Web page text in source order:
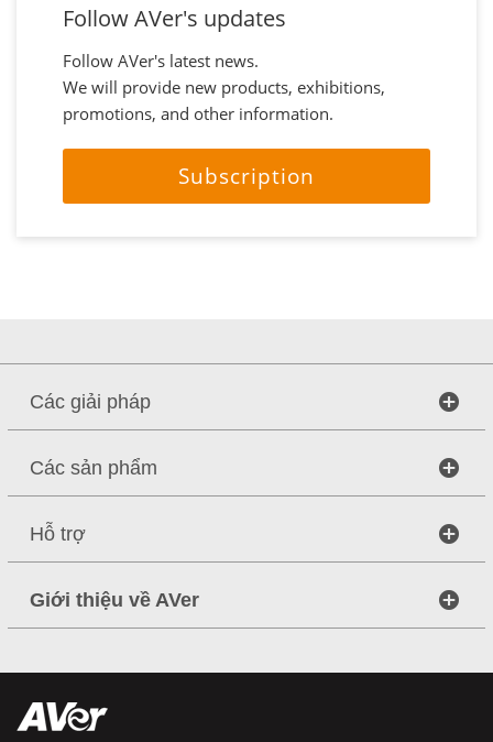
Follow AVer's updates
Follow AVer's latest news.
We will provide new products, exhibitions,
promotions, and other information.
Subscription
Các giải pháp
Các sản phẩm
Hỗ trợ
Giới thiệu về AVer